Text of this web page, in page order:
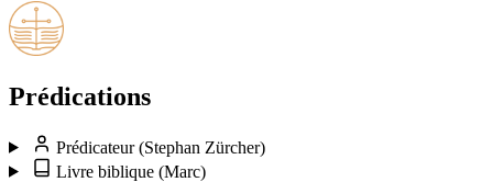
Prédications
Prédicateur(Stephan Zürcher)
Livre biblique (Marc)